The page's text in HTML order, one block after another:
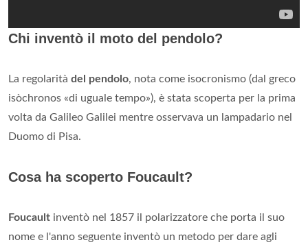
Chi inventò il moto del pendolo?
La regolarità del pendolo, nota come isocronismo (dal greco
isòchronos «di uguale tempo»), è stata scoperta per la prima
volta da Galileo Galilei mentre osservava un lampadario nel
Duomo di Pisa.
Cosa ha scoperto Foucault?
Foucault inventò nel 1857 il polarizzatore che porta il suo
nome e l'anno seguente inventò un metodo per dare agli